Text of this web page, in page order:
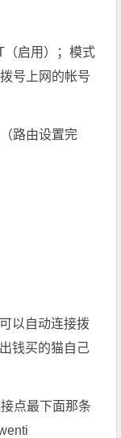
（启用）；模式
号上网的帐号
路由设置完
以自动连接拨
钱买的猫自己
点最下面那条